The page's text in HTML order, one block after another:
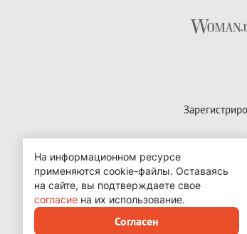
Контактные
Copyright (с)
На информационном ресурсе
применяются cookie-файлы. Оставаясь
на сайте, вы подтверждаете свое
согласие на их использование.
Согласен